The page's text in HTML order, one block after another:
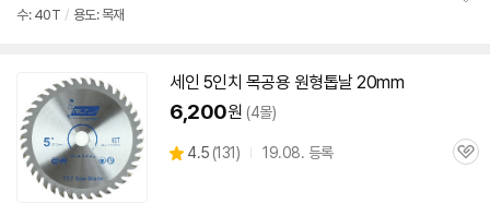
수: 40T / 용도: 목재
세인 5인치 목공용 원형톱날20mm
6,200원 (4몰)
별
4.5 (상
131) 19.08. 등록
관